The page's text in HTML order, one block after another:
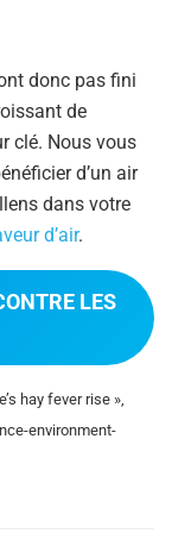
donc pas fini
de
clé. Nous vous
d’un air
dans votre
d’air.
LES
hay fever rise »,
environment-